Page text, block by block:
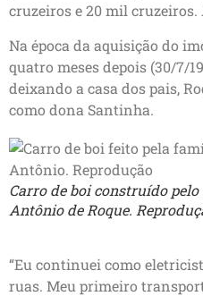
cruzeiros e 20 mil
Na época da aquisição do
quatro meses depois (30/7/
deixando a casa dos pais,
como dona Santinha.
Carro de boi construído pelo
Antônio de Roque.
“Eu continuei como
ruas. Meu primeiro